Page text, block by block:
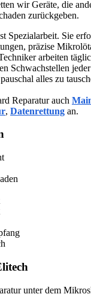
wir Geräte, die
zurückgeben.
Spezialarbeit. Sie
präzise
arbeiten
Schwachstellen
alles zu
Reparatur auch
, Datenrettung an.
unter dem